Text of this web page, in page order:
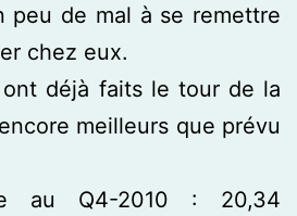
peu de mal à se remettre
chez eux.
déjà faits le tour de la
meilleurs que prévu
au Q4-2010 : 20,34